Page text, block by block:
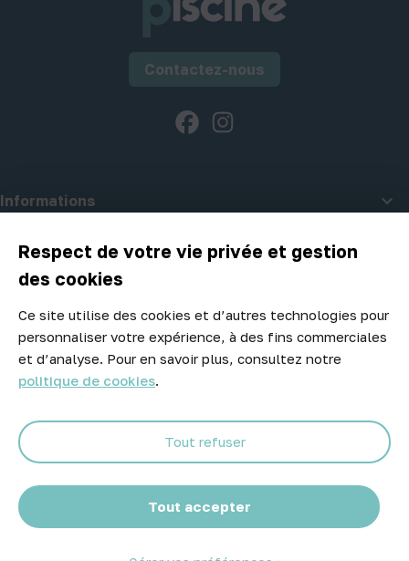
Respect de votre vie privée et gestion
des cookies
Ce site utilise des cookies et d’autres technologies pour
personnaliser votre expérience, à des fins commerciales
et d’analyse. Pour en savoir plus, consultez notre
politique de cookies.
Tout accepter
Tout refuser
Contactez-nous
Facebook
Informations 
A propos d'Atelier Piscine
Newsletter
Ne manquez aucune opportunité ! Restez informé de nos meilleurs
prix et nouveaux arrivages.
Abonnez-vous